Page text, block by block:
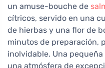
un amuse-bouche de
cítricos, servido en una
de hierbas y una flor de
minutos de preparación,
inolvidable. Una
una atmósfera de